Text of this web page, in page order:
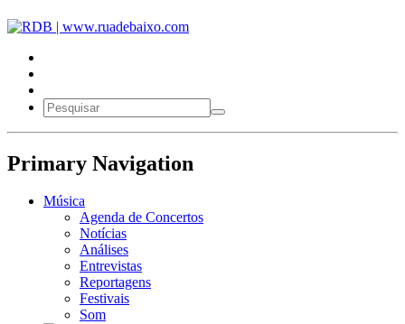
Primary Navigation
Música
Agenda de Concertos
Notícias
Análises
Entrevistas
Reportagens
Festivais
Som